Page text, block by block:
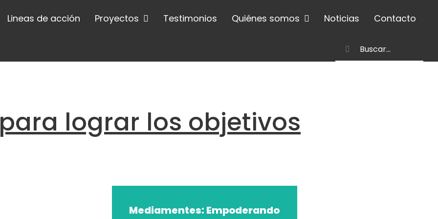
Lineas de acción Proyectos Testimonios Quiénes somos Noticias Contacto
Buscar:
para lograr los objetivos
Mediamentes: Empoderando